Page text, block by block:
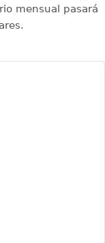
mensual pasará